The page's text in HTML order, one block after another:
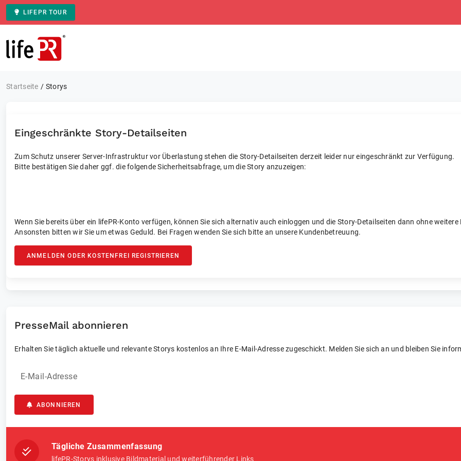
LIFEPR TOUR
Zur Startseite
Startseite Storys
Eingeschränkte Story-Detailseiten
Zum Schutz unserer Server-Infrastruktur vor Überlastung stehen die Story-Detailseiten derzeit leider nur eingeschränkt zur Verfügung.
Bitte bestätigen Sie daher ggf. die folgende Sicherheitsabfrage, um die Story anzuzeigen:
Wenn Sie bereits über ein lifePR-Konto verfügen, können Sie sich alternativ auch einloggen und die Story-Detailseiten dann ohne
Ansonsten bitten wir Sie um etwas Geduld. Bei Fragen wenden Sie sich bitte an unsere Kundenbetreuung.
ANMELDEN ODER KOSTENFREI REGISTRIEREN
PresseMail abonnieren
Erhalten Sie täglich aktuelle und relevante Storys kostenlos an Ihre E-Mail-Adresse zugeschickt. Melden Sie sich an und bleiben Sie
E-Mail-Adresse
ABONNIEREN
Tägliche Zusammenfassung
lifePR-Storys inklusive Bildmaterial und weiterführender Links